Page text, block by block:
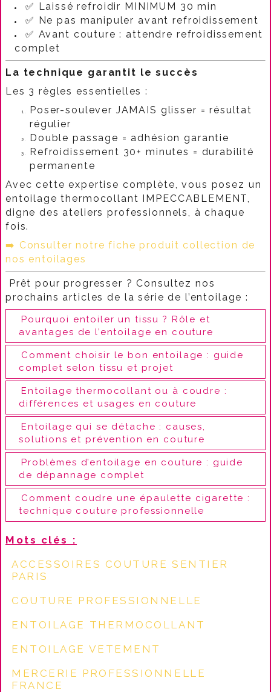
✅ Laissé refroidir MINIMUM 30 min
✅ Ne pas manipuler avant refroidissement
✅ Avant couture : attendre refroidissement
complet
La technique garantit le succès
Les 3 règles essentielles :​
Poser-soulever JAMAIS glisser = résultat
régulier
Double passage = adhésion garantie
Refroidissement 30+ minutes = durabilité
permanente
Avec cette expertise complète, vous posez un
entoilage thermocollant IMPECCABLEMENT,
digne des ateliers professionnels, à chaque
fois.
➡️ Consulter notre fiche produit collection de
nos entoilages
Prêt pour progresser ? Consultez nos
prochains articles de la série de l’entoilage :
Pourquoi entoiler un tissu ? Rôle et
avantages de l’entoilage en couture
Comment choisir le bon entoilage : guide
complet selon tissu et projet
Entoilage thermocollant ou à coudre :
différences et usages en couture
Entoilage qui se détache : causes,
solutions et prévention en couture
Problèmes d’entoilage en couture : guide
de dépannage complet
Comment coudre une épaulette cigarette :
technique couture professionnelle
Mots clés :
ACCESSOIRES COUTURE SENTIER
PARIS
COUTURE PROFESSIONNELLE
ENTOILAGE THERMOCOLLANT
ENTOILAGE VETEMENT
MERCERIE PROFESSIONNELLE
FRANCE